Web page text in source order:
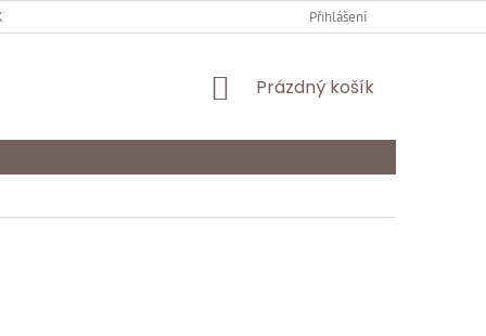
OCHRANY OSOBNÍCH ÚDAJŮ ODSTOUPENÍ OD
Přihlášení
NÁKUPNÍ
Prázdný košík